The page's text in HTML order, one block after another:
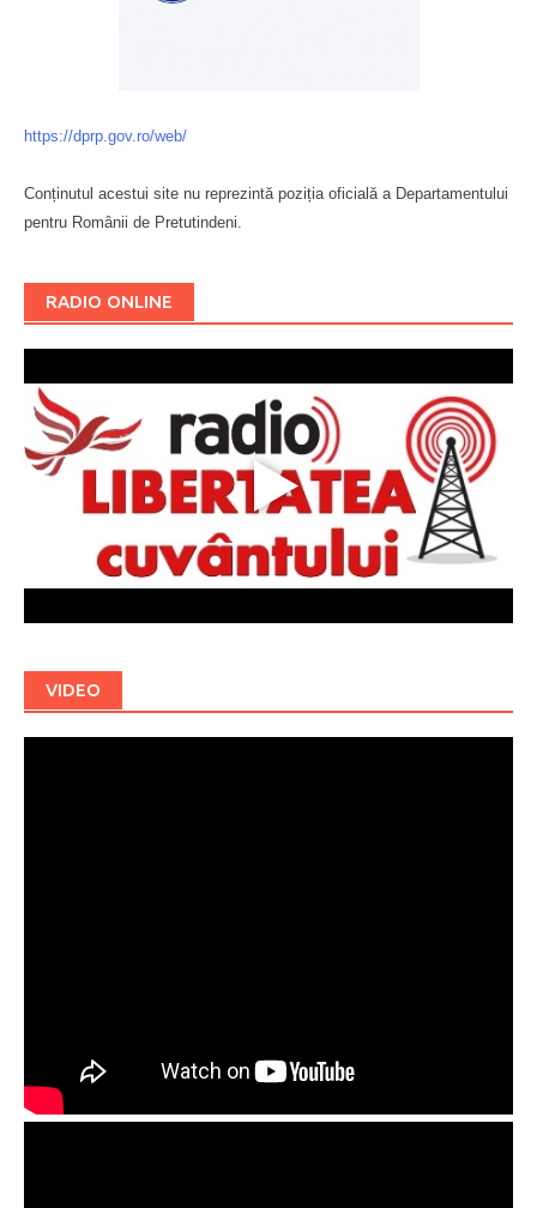
https://dprp.gov.ro/web/
Conținutul acestui site nu reprezintă poziția oficială a Departamentului
pentru Românii de Pretutindeni.
RADIO ONLINE
VIDEO